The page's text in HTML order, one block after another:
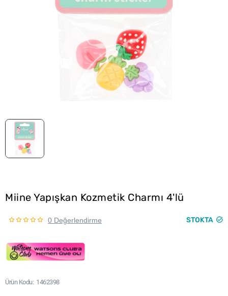
Miine Yapışkan Kozmetik Charmı 4'lü
0 Değerlendirme STOKTA
Ürün Kodu 1462398